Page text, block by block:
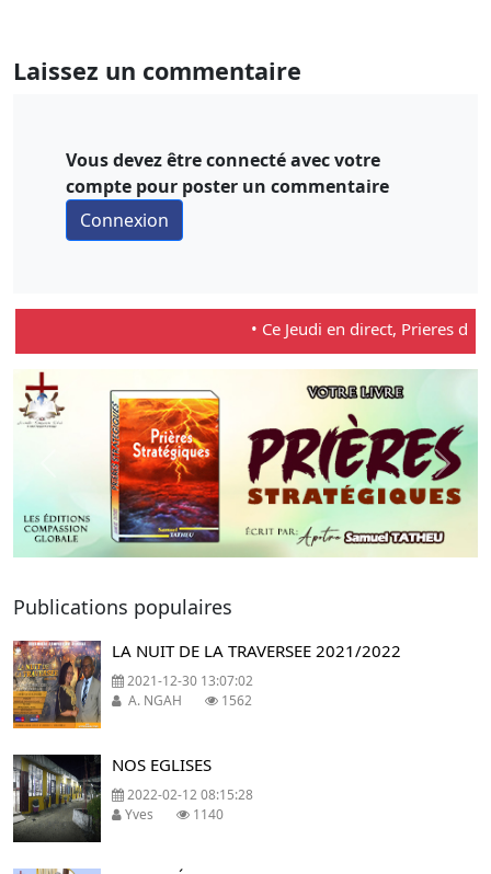
Laissez un commentaire
Vous devez être connecté avec votre
compte pour poster un commentaire
• Ce Jeudi en direct, Prieres
Previous Next
Publications populaires
LA NUIT DE LA TRAVERSEE 2021/2022
2021-12-30 13:07:02
A. NGAH
1562
NOS EGLISES
2022-02-12 08:15:28
Yves
1140